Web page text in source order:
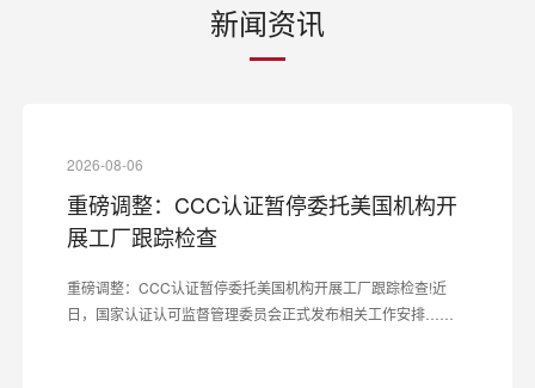
新闻资讯
2026-08-06
重磅调整：CCC认证暂停委托美国机构开
展工厂跟踪检查
重磅调整：CCC认证暂停委托美国机构开展工厂跟踪检查!近
日，国家认证认可监督管理委员会正式发布相关工作安排……